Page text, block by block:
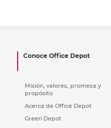
Conoce Office Depot
Misión, valores, promesa y
propósito
Acerca de Office Depot
Green Depot